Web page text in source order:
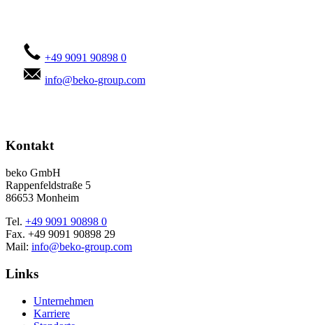
+49 9091 90898 0
info@beko-group.com
Kontakt
beko GmbH
Rappenfeldstraße 5
86653 Monheim
Tel. +49 9091 90898 0
Fax. +49 9091 90898 29
Mail: info@beko-group.com
Links
Unternehmen
Karriere